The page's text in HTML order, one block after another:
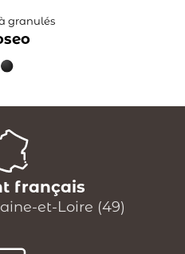
granulés
français
et-Loire (49)